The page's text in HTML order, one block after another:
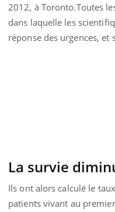
2012, à Toronto.Toutes
dans laquelle les
réponse des urgences,
La survie
Ils ont alors calculé le
patients vivant au